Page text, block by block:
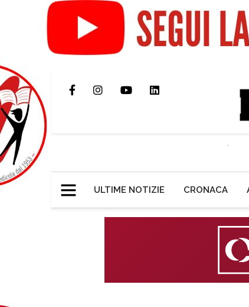
ULTIME NOTIZIE CRONACA